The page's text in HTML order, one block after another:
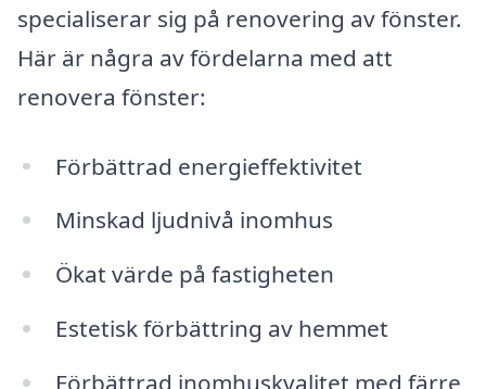
specialiserar sig på renovering av fönster.
Här är några av fördelarna med att
renovera fönster:
Förbättrad energieffektivitet
Minskad ljudnivå inomhus
Ökat värde på fastigheten
Estetisk förbättring av hemmet
Förbättrad inomhuskvalitet med färre